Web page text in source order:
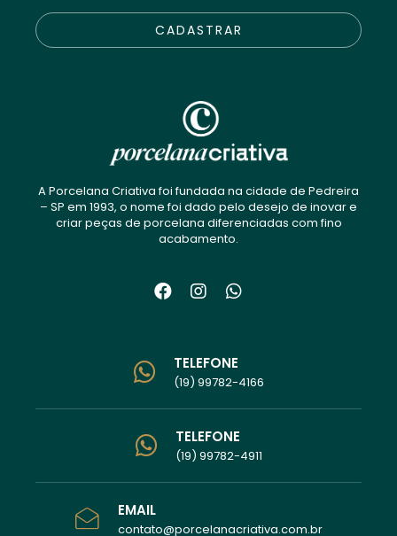
CADASTRAR
A Porcelana Criativa foi fundada na cidade de Pedreira
– SP em 1993, o nome foi dado pelo desejo de inovar e
criar peças de porcelana diferenciadas com fino
acabamento.
TELEFONE
(19) 99782-4166
TELEFONE
(19) 99782-4911
EMAIL
contato@porcelanacriativa.com.br